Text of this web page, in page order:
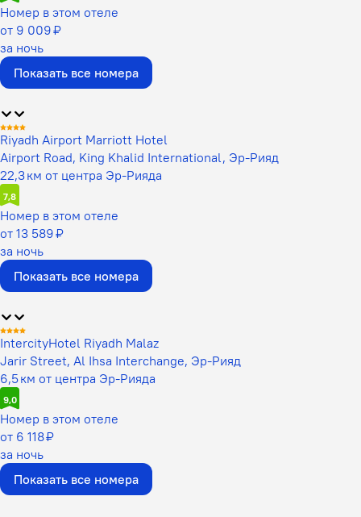
Номер в этом отеле
от 9 009 ₽
за ночь
Показать все номера
Riyadh Airport Marriott Hotel
Airport Road, King Khalid International, Эр-Рияд
22,3 км от центра Эр-Рияда
7,8
Номер в этом отеле
от 13 589 ₽
за ночь
Показать все номера
IntercityHotel Riyadh Malaz
Jarir Street, Al Ihsa Interchange, Эр-Рияд
6,5 км от центра Эр-Рияда
9,0
Номер в этом отеле
от 6 118 ₽
за ночь
Показать все номера